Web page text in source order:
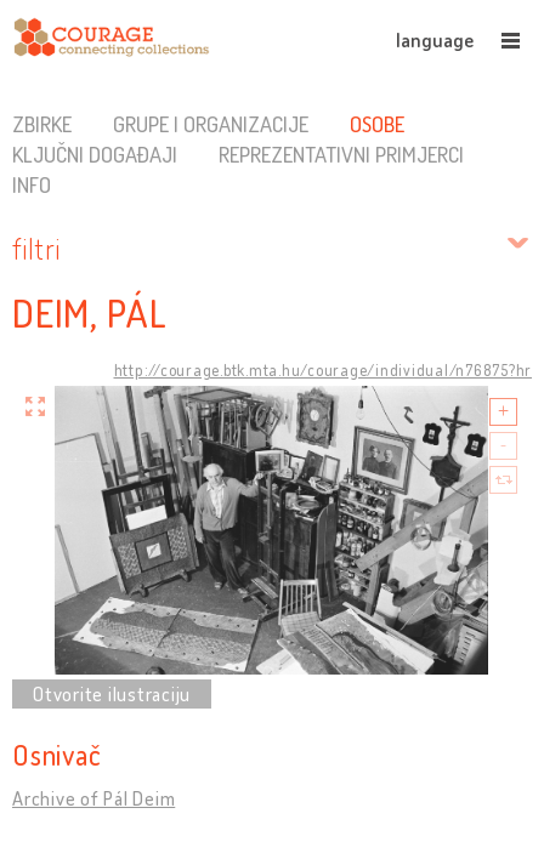
language
ZBIRKE GRUPE I ORGANIZACIJE
OSOBE
KLJUČNI DOGAĐAJI
REPREZENTATIVNI PRIMJERCI
INFO
filtri
DEIM, PÁL
http://courage.btk.mta.hu/courage/individual/n76875?hr
Osnivač
Archive of Pál Deim